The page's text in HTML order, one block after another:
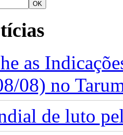
as
08) no
de luto